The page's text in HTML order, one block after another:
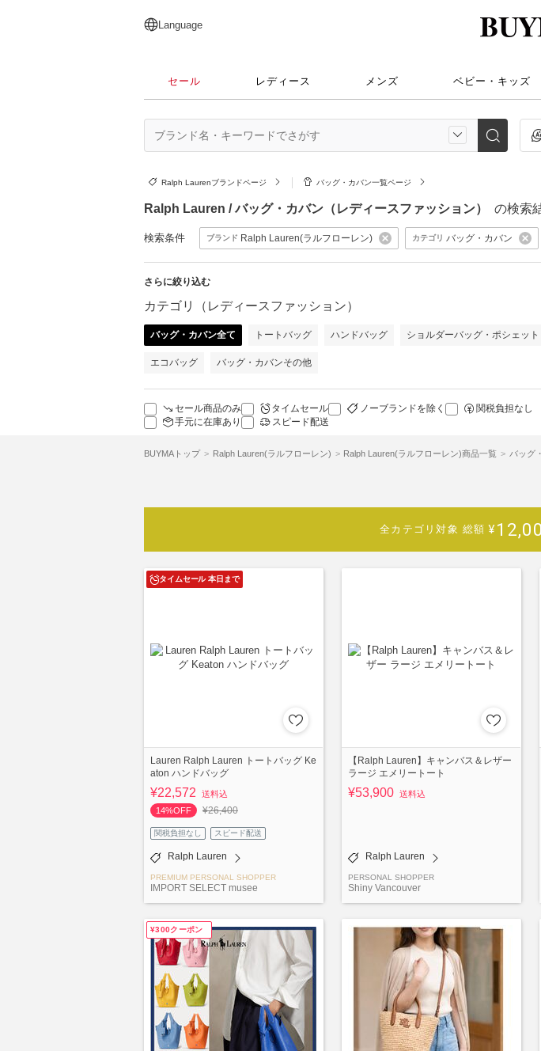
日本語
English
简体中文
繁體中文
Language
セール レディース メンズ ベビー・キッズ
Ralph Laurenブランドページ バッグ・カバン一覧ページ
Ralph Lauren / バッグ・カバン（レディースファッション） の検索
検索条件 ブランド Ralph Lauren(ラルフローレン) カテゴリ バッグ・カバン
さらに絞り込む
カテゴリ（レディースファッション）
バッグ・カバン全て トートバッグ ハンドバッグ ショルダーバッグ・ポシェット
エコバッグ バッグ・カバンその他
セール商品のみ タイムセール ノーブランドを除く
関税負担なし
手元に在庫あり
スピード配送
BUYMAトップ Ralph Lauren(ラルフローレン) Ralph Lauren(ラルフローレン)商品一覧 バッグ
全カテゴリ対象 総額 ¥
タイムセール 本日まで
Lauren Ralph Lauren トートバッグ Ke
aton ハンドバッグ
¥22,572
送料込
14%OFF
¥26,400
関税負担なし スピード配送
Ralph Lauren
PREMIUM PERSONAL SHOPPER
IMPORT SELECT musee
【Ralph Lauren】キャンバス＆レザー
ラージ エメリートート
¥53,900 送料込
Ralph Lauren
PERSONAL SHOPPER
Shiny Vancouver
¥300クーポン